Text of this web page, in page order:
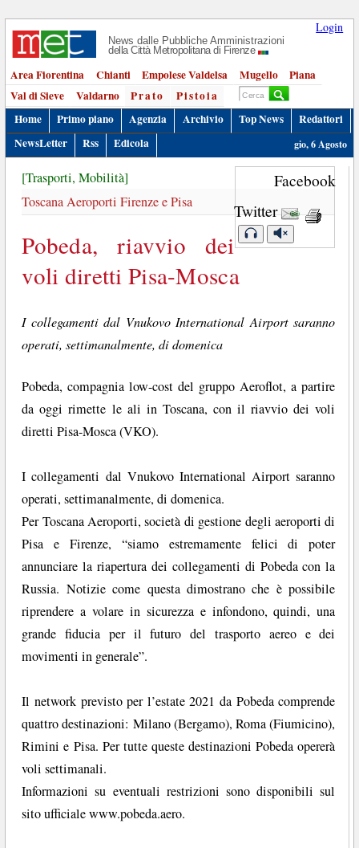
Login
News dalle Pubbliche Amministrazioni
della Città Metropolitana di Firenze
Area Fiorentina Chianti Empolese Valdelsa Mugello
Piana
Val di Sieve
Valdarno Prato
Pistoia
Home
Primo piano Agenzia Archivio Top News
Redattori
NewsLetter
Rss Edicola gio, 6 Agosto
Facebook
Twitter
[Trasporti, Mobilità]
Toscana Aeroporti Firenze e Pisa
Pobeda, riavvio dei
voli diretti Pisa-Mosca
I collegamenti dal Vnukovo International Airport saranno
operati, settimanalmente, di domenica
Pobeda, compagnia low-cost del gruppo Aeroflot, a partire
da oggi rimette le ali in Toscana, con il riavvio dei voli
diretti Pisa-Mosca (VKO).
I collegamenti dal Vnukovo International Airport saranno
operati, settimanalmente, di domenica.
Per Toscana Aeroporti, società di gestione degli aeroporti di
Pisa e Firenze, “siamo estremamente felici di poter
annunciare la riapertura dei collegamenti di Pobeda con la
Russia. Notizie come questa dimostrano che è possibile
riprendere a volare in sicurezza e infondono, quindi, una
grande fiducia per il futuro del trasporto aereo e dei
movimenti in generale”.
Il network previsto per l’estate 2021 da Pobeda comprende
quattro destinazioni: Milano (Bergamo), Roma (Fiumicino),
Rimini e Pisa. Per tutte queste destinazioni Pobeda opererà
voli settimanali.
Informazioni su eventuali restrizioni sono disponibili sul
sito ufficiale www.pobeda.aero.